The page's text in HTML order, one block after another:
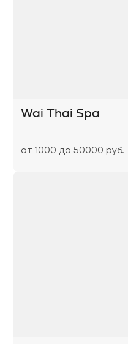
Wai Thai Spa
от 1000 до 50000 руб.